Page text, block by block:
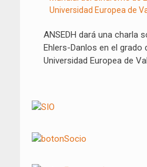
Universidad Europea de
ANSEDH dará una charla
Ehlers-Danlos en el grado
Universidad Europea de